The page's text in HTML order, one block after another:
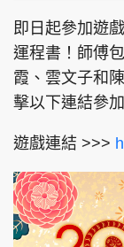
即日起參加遊
運程書！師傅
霞、雲文子和
擊以下連結參
遊戲連結 >>>